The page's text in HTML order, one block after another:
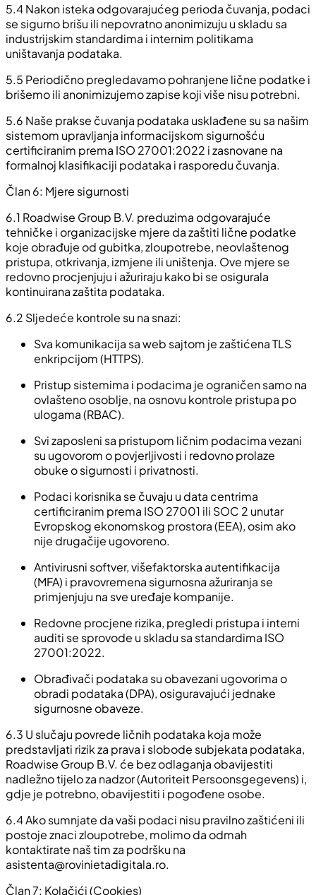
5.4 Nakon isteka odgovarajućeg perioda čuvanja, podaci
se sigurno brišu ili nepovratno anonimizuju u skladu sa
industrijskim standardima i internim politikama
uništavanja podataka.
5.5 Periodično pregledavamo pohranjene lične podatke i
brišemo ili anonimizujemo zapise koji više nisu potrebni.
5.6 Naše prakse čuvanja podataka usklađene su sa našim
sistemom upravljanja informacijskom sigurnošću
certificiranim prema ISO 27001:2022 i zasnovane na
formalnoj klasifikaciji podataka i rasporedu čuvanja.
Član 6: Mjere sigurnosti
6.1 Roadwise Group B.V. preduzima odgovarajuće
tehničke i organizacijske mjere da zaštiti lične podatke
koje obrađuje od gubitka, zloupotrebe, neovlaštenog
pristupa, otkrivanja, izmjene ili uništenja. Ove mjere se
redovno procjenjuju i ažuriraju kako bi se osigurala
kontinuirana zaštita podataka.
6.2 Sljedeće kontrole su na snazi:
Sva komunikacija sa web sajtom je zaštićena TLS
enkripcijom (HTTPS).
Pristup sistemima i podacima je ograničen samo na
ovlašteno osoblje, na osnovu kontrole pristupa po
ulogama (RBAC).
Svi zaposleni sa pristupom ličnim podacima vezani
su ugovorom o povjerljivosti i redovno prolaze
obuke o sigurnosti i privatnosti.
Podaci korisnika se čuvaju u data centrima
certificiranim prema ISO 27001 ili SOC 2 unutar
Evropskog ekonomskog prostora (EEA), osim ako
nije drugačije ugovoreno.
Antivirusni softver, višefaktorska autentifikacija
(MFA) i pravovremena sigurnosna ažuriranja se
primjenjuju na sve uređaje kompanije.
Redovne procjene rizika, pregledi pristupa i interni
auditi se sprovode u skladu sa standardima ISO
27001:2022.
Obrađivači podataka su obavezani ugovorima o
obradi podataka (DPA), osiguravajući jednake
sigurnosne obaveze.
6.3 U slučaju povrede ličnih podataka koja može
predstavljati rizik za prava i slobode subjekata podataka,
Roadwise Group B.V. će bez odlaganja obavijestiti
nadležno tijelo za nadzor (Autoriteit Persoonsgegevens) i,
gdje je potrebno, obavijestiti i pogođene osobe.
6.4 Ako sumnjate da vaši podaci nisu pravilno zaštićeni ili
postoje znaci zloupotrebe, molimo da odmah
kontaktirate naš tim za podršku na
asistenta@rovinietadigitala.ro.
Član 7: Kolačići (Cookies)